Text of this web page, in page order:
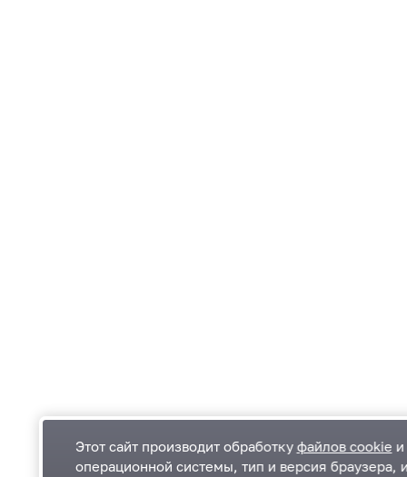
Этот сайт производит обработку файлов cookie
операционной системы, тип и версия браузера,